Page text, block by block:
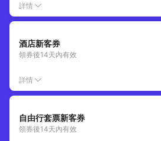
詳情
酒店新客券
領券後14天內有效
詳情
自由行套票新客券
領券後14天內有效